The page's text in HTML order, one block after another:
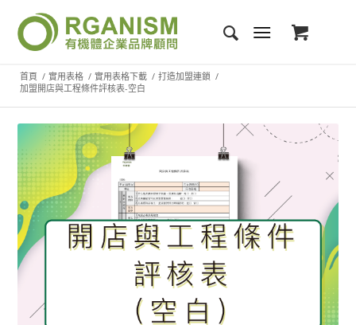
首頁 / 實用表格 / 實用表格下載 / 打造加盟連鎖 /
加盟開店與工程條件評核表-空白